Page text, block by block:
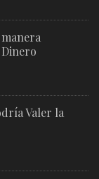
Valer la